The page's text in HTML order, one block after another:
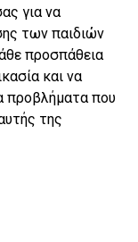
για να
των παιδιών
προσπάθεια
και να
προβλήματα που
της